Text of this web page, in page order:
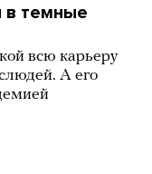
в темные
всю карьеру
А его